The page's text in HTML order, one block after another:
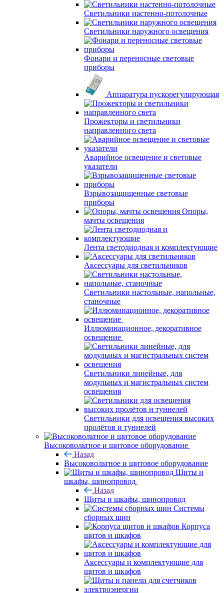
Светильники настенно-потолочные
Светильники наружного освещения
Фонари и переносные световые
приборы
Аппаратура пускорегулирующая
Прожекторы и светильники
направленного света
Аварийное освещение и световые
указатели
Взрывозащищенные световые
приборы
Опоры,
мачты освещения
Лента светодиодная и комплектующие
Аксессуары для светильников
Светильники настольные, напольные,
станочные
Иллюминационное, декоративное
освещение
Светильники линейные, для
модульных и магистральных систем
освещения
Светильники для освещения высоких
пролётов и туннелей
Высоковольтное и щитовое оборудование
Назад
Высоковольтное и щитовое оборудование
Щиты и
шкафы, шинопровод
Назад
Щиты и шкафы, шинопровод
Системы
сборных шин
Корпуса
щитов и шкафов
Аксессуары и комплектующие для
щитов и шкафов